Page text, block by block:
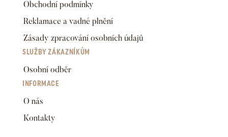
Obchodní podmínky
Reklamace a vadné plnění
Zásady zpracování osobních údajů
SLUŽBY ZÁKAZNÍKŮM
Osobní odběr
INFORMACE
O nás
Kontakty